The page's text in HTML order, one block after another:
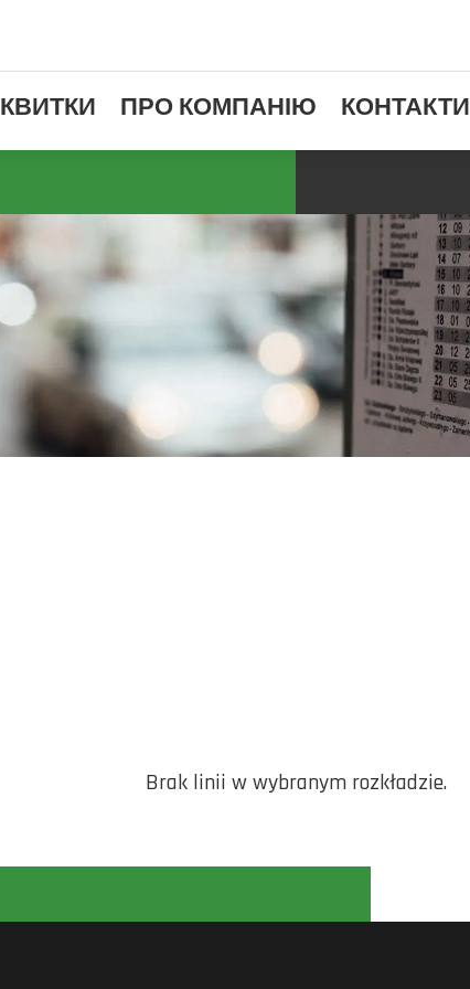
КВИТКИ ПРО КОМПАНІЮ КОНТАКТИ
Brak linii w wybranym rozkładzie.